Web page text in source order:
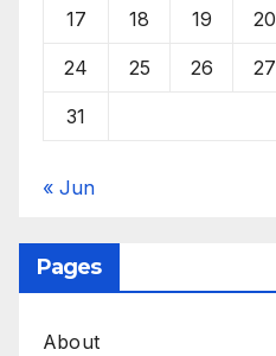
17 18 19 20
24 25 26 27
31
« Jun
Pages
About